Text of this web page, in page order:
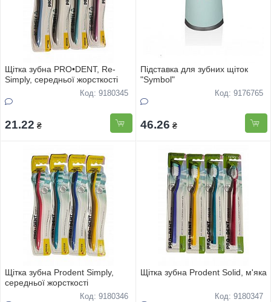
Щітка зубна PRO•DENT, Re-
Simply, середньої жорсткості
Код: 9180345
21.22 ₴
Пiдставка для зубних щiток
"Symbol"
Код: 9176765
46.26 ₴
Щітка зубна Prodent Simply,
середньої жорсткості
Код: 9180346
Щітка зубна Prodent Solid, м'яка
Код: 9180347